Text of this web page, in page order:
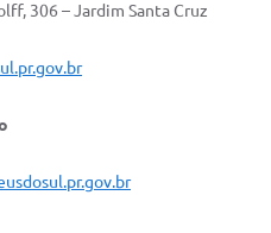
306 – Jardim Santa Cruz